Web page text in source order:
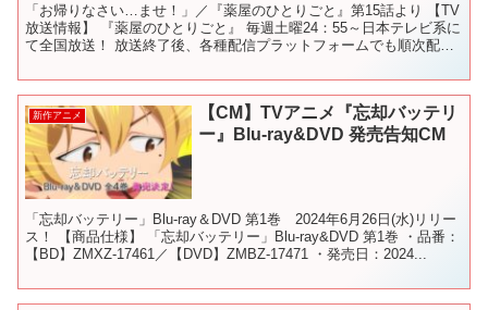
「お帰りなさい…ませ！」／『薬屋のひとりごと』第15話より 【TV
放送情報】 『薬屋のひとりごと』 毎週土曜24：55～日本テレビ系に
て全国放送！ 放送終了後、各種配信プラットフォームでも順次配
新作アニメ
【CM】TVアニメ『忘却バッテリ
ー』Blu-ray&DVD 発売告知CM
「忘却バッテリー」Blu-ray＆DVD 第1巻 2024年6月26日(水)リリー
ス！ 【商品仕様】 「忘却バッテリー」Blu-ray&DVD 第1巻 ・品番：
【BD】ZMXZ-17461／【DVD】ZMBZ-17471 ・発売日：2024...